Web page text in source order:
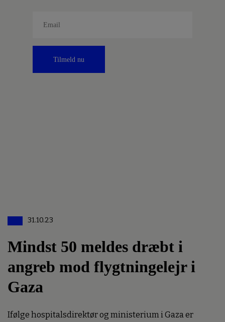
Tilmeld nu
31.10.23
Mindst 50 meldes dræbt i
angreb mod flygtningelejr i
Gaza
Ifølge hospitalsdirektør og ministerium i Gaza er